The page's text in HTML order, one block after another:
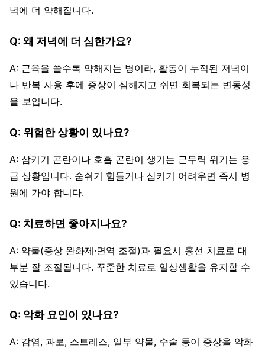
녁에 더 약해집니다.
Q: 왜 저녁에 더 심한가요?
A: 근육을 쓸수록 약해지는 병이라, 활동이 누적된 저녁이
나 반복 사용 후에 증상이 심해지고 쉬면 회복되는 변동성
을 보입니다.
Q: 위험한 상황이 있나요?
A: 삼키기 곤란이나 호흡 곤란이 생기는 근무력 위기는 응
급 상황입니다. 숨쉬기 힘들거나 삼키기 어려우면 즉시 병
원에 가야 합니다.
Q: 치료하면 좋아지나요?
A: 약물(증상 완화제·면역 조절)과 필요시 흉선 치료로 대
부분 잘 조절됩니다. 꾸준한 치료로 일상생활을 유지할 수
있습니다.
Q: 악화 요인이 있나요?
A: 감염, 과로, 스트레스, 일부 약물, 수술 등이 증상을 악화